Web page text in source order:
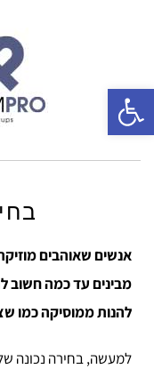
אנשים שאוהבים
מבינים עד כמה חשוב
להנות ממוסיקה כמו
למעשה, בחירה נכונה
פתח סרגל נגישות